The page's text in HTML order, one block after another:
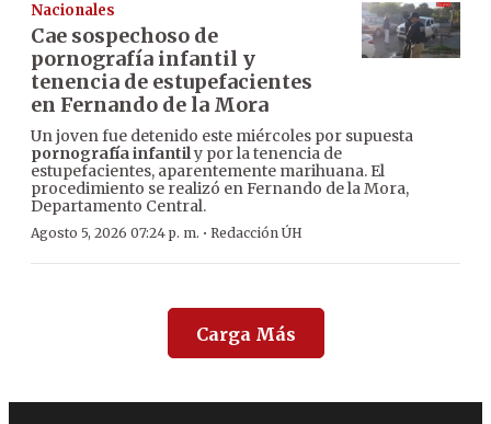
Nacionales
Cae sospechoso de
pornografía infantil y
tenencia de estupefacientes
en Fernando de la Mora
Un joven fue detenido este miércoles por supuesta
pornografía infantily por la tenencia de
estupefacientes, aparentemente marihuana. El
procedimiento se realizó en Fernando de la Mora,
Departamento Central.
Agosto 5, 2026 07:24 p. m. · Redacción ÚH
Carga Más